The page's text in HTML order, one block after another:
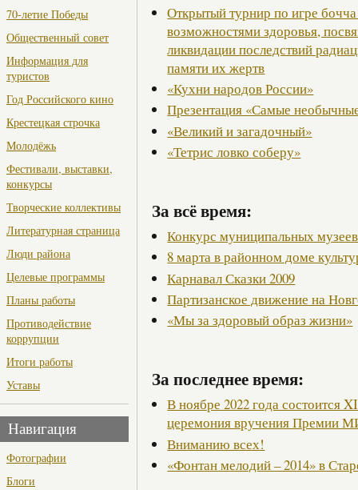
70-летие Победы
Общественный совет
Информация для
туристов
Год Российского кино
Крестецкая строчка
Молодёжь
Фестивали, выставки,
конкурсы
Творческие коллективы
Литературная страница
Люди района
Целевые программы
Планы работы
Противодействие
коррупции
Итоги работы
Уставы
Навигация
Фотографии
Блоги
Открытый турнир по игре
возможностями здоровья,
ликвидации последствий
памяти их жертв
«Кухни народов России»
Презентация «Самые
«Великий и загадочный»
«Тетрис ловко соберу»
За всё время:
Конкурс муниципальных музеев
8 марта в районном доме
Карнавал Сказки 2009
Партизанское движение на
«Мы за здоровый образ жизни»
За последнее время:
В ноябре 2022 года состоится
церемония вручения Премии
Вниманию всех!
«Фонтан мелодий – 2014» в